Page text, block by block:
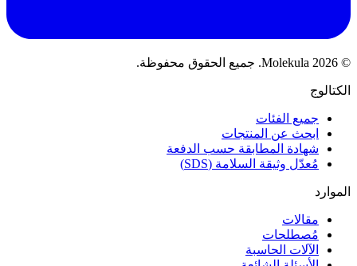
© 2026 Molekula. جميع الحقوق محفوظة.
الكتالوج
جميع الفئات
ابحث عن المنتجات
شهادة المطابقة حسب الدفعة
مُعدّل وثيقة السلامة (SDS)
الموارد
مقالات
مُصطلحات
الآلات الحاسبة